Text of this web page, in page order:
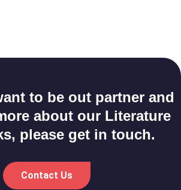
to be out partner and
about our Literature
please get in touch.
Contact Us